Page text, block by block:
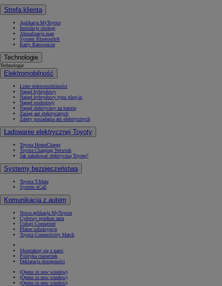
Strefa klienta
Aplikacja MyToyota
Instrukcje obsługi
Aktualizacja map
System Bluetooth®
Karty Ratownicze
Technologie
Technologie
Elektromobilność
Lider elektromobilności
Napęd hybrydowy
Napęd hybrydowy typu plug-in
Napęd wodorowy
Napęd elektryczny na baterię
Zasięg aut elektrycznych
Zalety posiadania aut elektrycznych
Ładowanie elektrycznej Toyoty
Toyota HomeCharge
Toyota Charging Network
Jak naładować elektryczną Toyotę?
Systemy bezpieczeństwa
Toyota T-Mate
System eCall
Komunikacja z autem
Nowa aplikacja MyToyota
Cyfrowy opiekun auta
Usługi Connected
Płatne subskrypcje
Toyota Connectivity Match
Skontaktuj się z nami
Polityka ciasteczek
Deklaracja dostępności
(Opens in new window)
(Opens in new window)
(Opens in new window)